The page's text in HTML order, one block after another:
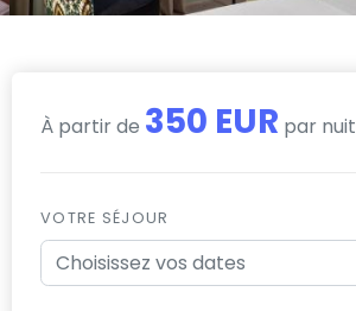
À partir de 350 EUR par nuit
VOTRE SÉJOUR